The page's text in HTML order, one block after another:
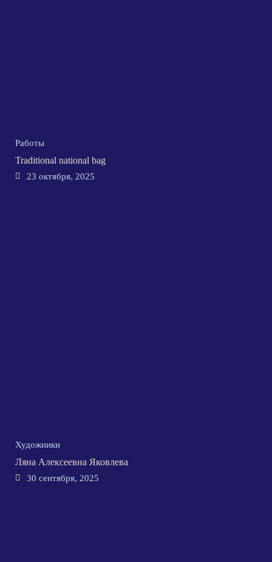
Работы
Traditional national bag
23 октября, 2025
Художники
Ляна Алексеевна Яковлева
30 сентября, 2025